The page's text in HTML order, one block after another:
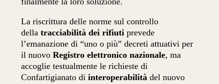
La riscrittura delle norme sul controllo
dellatracciabilità dei rifiuti prevede
l’emanazione di “uno o più” decreti attuativi per
il nuovoRegistro elettronico nazionale, ma
accoglie testualmente le richieste di
Confartigianato diinteroperabilità del nuovo